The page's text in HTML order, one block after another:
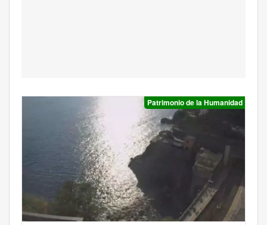
Patrimonio de la Humanidad